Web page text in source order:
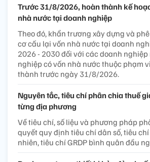
Trước 31/8/2026, hoàn thành kế
nhà nước tại doanh nghiệp
Theo đó, khẩn trương xây dựng và
cơ cấu lại vốn nhà nước tại doanh
2026 - 2030 đối với các doanh
nghiệp có vốn nhà nước thuộc phạm
thành trước ngày 31/8/2026.
Nguyên tắc, tiêu chí phân chia thuế
từng địa phương
Về tiêu chí, số liệu và phương pháp
quyết quy định tiêu chí dân số, tiêu
nhiên, tiêu chí GRDP bình quân đầu